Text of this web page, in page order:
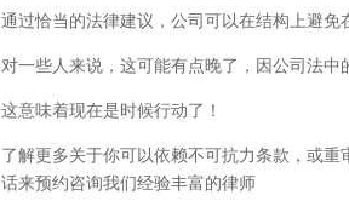
通过恰当的法律建议，公司可以在结构上避免
对一些人来说，这可能有点晚了，因公司法中
这意味着现在是时候行动了！
了解更多关于你可以依赖不可抗力条款，或
话来预约咨询我们经验丰富的律师